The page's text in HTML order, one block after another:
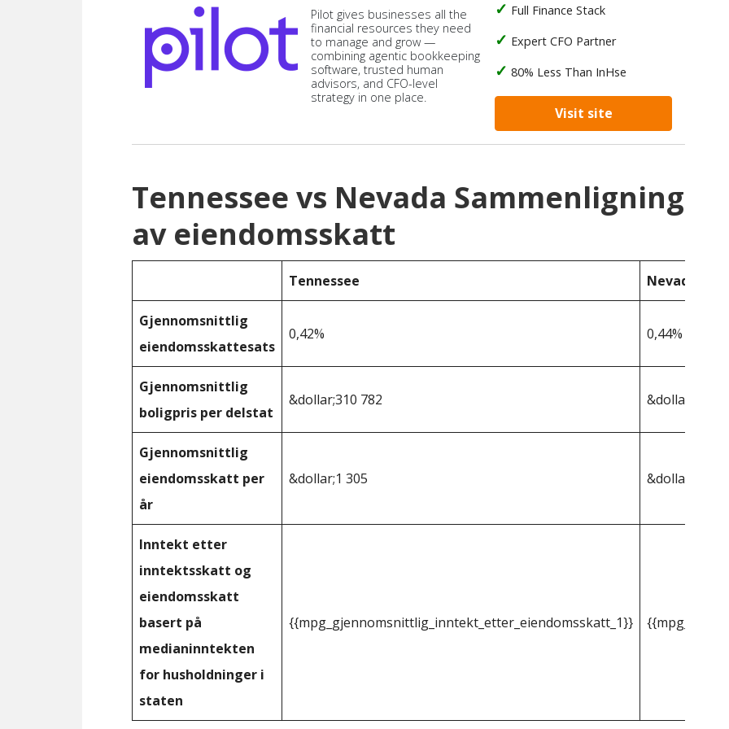
Pilot gives businesses all the
financial resources they need
to manage and grow —
combining agentic bookkeeping
software, trusted human
advisors, and CFO-level
strategy in one place.
Full Finance Stack
Expert CFO Partner
80% Less Than InHse
Visit site
Tennessee vs Nevada Sammenligning
av eiendomsskatt
Tennessee Nevada
Gjennomsnittlig
eiendomsskattesats
0,42% 0,44%
Gjennomsnittlig
boligpris per delstat
&dollar;310 782 &dollar;431
Gjennomsnittlig
eiendomsskatt per
år
&dollar;1 305 &dollar;1 898
Inntekt etter
inntektsskatt og
eiendomsskatt
basert på
medianinntekten
for husholdninger i
staten
{{mpg_gjennomsnittlig_inntekt_etter_eiendomsskatt_1}}